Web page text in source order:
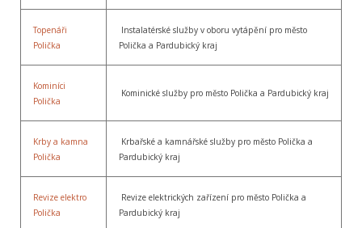
Topenáři
Polička
Instalatérské služby v oboru vytápění pro město
Polička a Pardubický kraj
Kominíci
Polička
Kominické služby pro město Polička a Pardubický kraj
Krby a kamna
Polička
Krbařské a kamnářské služby pro město Polička a
Pardubický kraj
Revize elektro
Polička
Revize elektrických zařízení pro město Polička a
Pardubický kraj